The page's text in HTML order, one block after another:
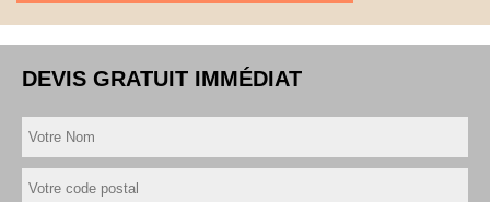
DEVIS GRATUIT IMMÉDIAT